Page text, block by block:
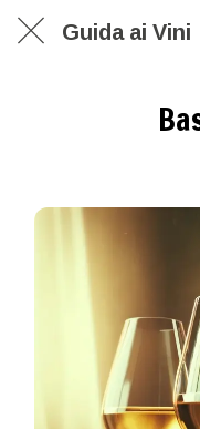
Guida ai Vini